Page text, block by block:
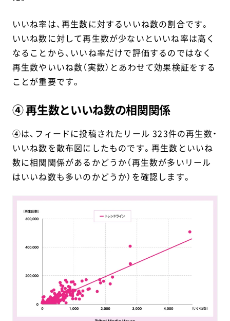
いいね率は、再生数に対するいいね数の割合です。
いいね数に対して再生数が少ないといいね率は高く
なることから、いいね率だけで評価するのではなく
再生数やいいね数（実数）とあわせて効果検証をする
ことが重要です。
④ 再生数といいね数の相関関係
④は、フィードに投稿されたリール 323件の再生数・
いいね数を散布図にしたものです。再生数といいね
数に相関関係があるかどうか（再生数が多いリール
はいいね数も多いのかどうか）を確認します。